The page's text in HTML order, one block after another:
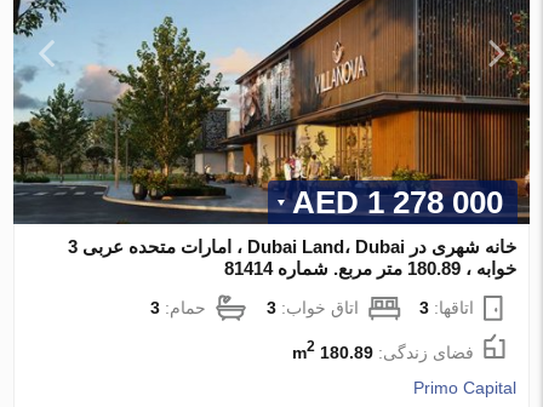
1 278 000 AED
خانه شهری در Dubai Land، Dubai ، امارات متحده عربی 3
خوابه ، 180.89 متر مربع. شماره 81414
اتاقها:3 اتاق خواب:3 حمام:3
فضای زندگی:180.89 m
2
Primo Capital